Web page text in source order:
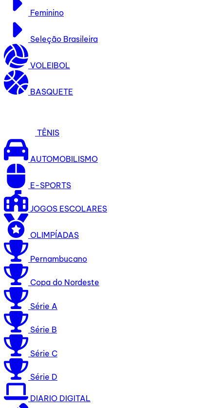
Feminino
Seleção Brasileira
VOLEIBOL
BASQUETE
TÊNIS
AUTOMOBILISMO
E-SPORTS
JOGOS ESCOLARES
OLIMPÍADAS
Pernambucano
Copa do Nordeste
Série A
Série B
Série C
Série D
DIARIO DIGITAL